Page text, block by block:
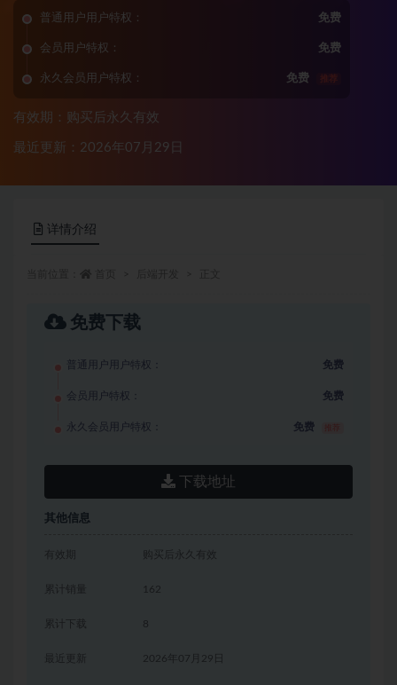
普通用户用户特权： 免费
会员用户特权： 免费
永久会员用户特权： 免费 推荐
有效期：购买后永久有效
最近更新：2026年07月29日
详情介绍
免费下载
普通用户用户特权： 免费
会员用户特权： 免费
永久会员用户特权： 免费
下载地址
其他信息
有效期 购买后永久有效
累计销量 162
累计下载 8
2026年07月29日